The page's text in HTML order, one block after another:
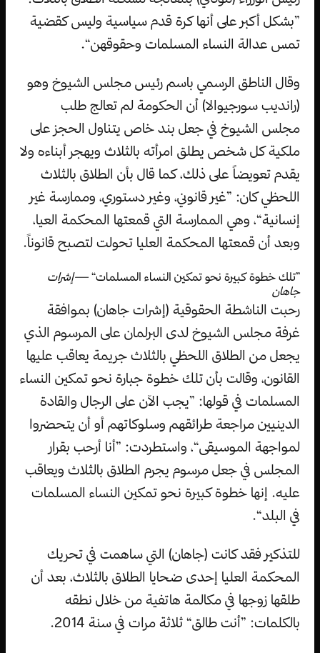
”بشكل أكبر على أنها كرة قدم سياسية وليس كقضية
تمس عدالة النساء المسلمات وحقوقهن“.
وقال الناطق الرسمي باسم رئيس مجلس الشيوخ وهو
(رانديب سورجيوالا) أن الحكومة لم تعالج طلب
مجلس الشيوخ في جعل بند خاص يتناول الحجز على
ملكية كل شخص يطلق امرأته بالثلاث ويهجر أبناءه ولا
يقدم تعويضاً على ذلك، كما قال بأن الطلاق بالثلاث
اللحظي كان: ”غير قانوني، وغير دستوري، وممارسة غير
إنسانية“، وهي الممارسة التي قمعتها المحكمة العيا،
وبعد أن قمعتها المحكمة العليا تحولت لتصبح قانوناً.
”تلك خطوة كبيرة نحو تمكين النساء المسلمات“ —إشرات
جاهان
رحبت الناشطة الحقوقية (إشرات جاهان) بموافقة
غرفة مجلس الشيوخ لدى البرلمان على المرسوم الذي
يجعل من الطلاق اللحظي بالثلاث جريمة يعاقب عليها
القانون، وقالت بأن تلك خطوة جبارة نحو تمكين النساء
المسلمات في قولها: ”يجب الآن على الرجال والقادة
الدينيين مراجعة طرائقهم وسلوكاتهم أو أن يتحضروا
لمواجهة الموسيقى“، واستطردت: ”أنا أرحب بقرار
المجلس في جعل مرسوم يجرم الطلاق بالثلاث ويعاقب
عليه. إنها خطوة كبيرة نحو تمكين النساء المسلمات
في البلد“.
للتذكير فقد كانت (جاهان) التي ساهمت في تحريك
المحكمة العليا إحدى ضحايا الطلاق بالثلاث، بعد أن
طلقها زوجها في مكالمة هاتفية من خلال نطقه
بالكلمات: ”أنت طالق“ ثلاثة مرات في سنة 2014.